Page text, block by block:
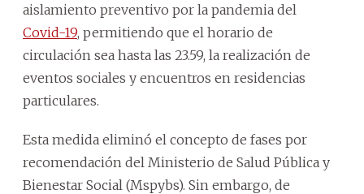
aislamiento preventivo por la pandemia del
Covid-19, permitiendo que el horario de
circulación sea hasta las 23.59, la realización de
eventos sociales y encuentros en residencias
particulares.
Esta medida eliminó el concepto de fases por
recomendación del Ministerio de Salud Pública y
Bienestar Social (Mspybs). Sin embargo, de